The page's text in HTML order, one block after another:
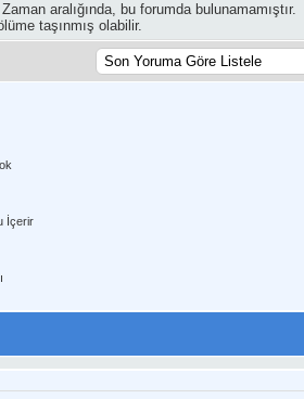
aralığında, bu forumda bulunamamıştır.
taşınmış olabilir.
İçerir